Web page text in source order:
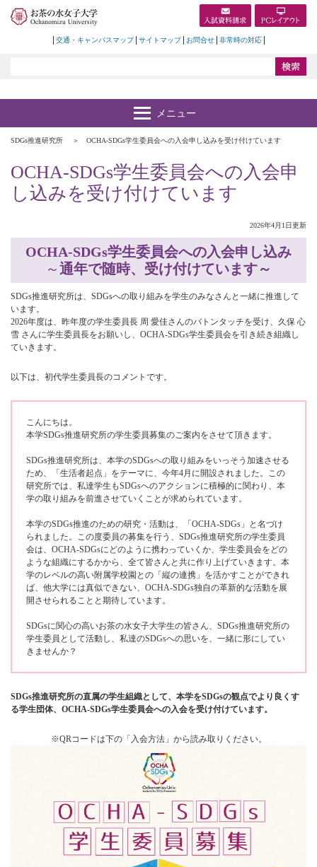
交通・キャンパスマップ サイトマップ お問合せ 非常時の対応
SDGs推進研究所 OCHA-SDGs学生委員会への入会申し込みを受け付けています
OCHA-SDGs学生委員会への入会申
し込みを受け付けています
2026年4月1日更新
OCHA-SDGs学生委員会への入会申し込み
～通年で随時、受け付けています～
SDGs推進研究所は、SDGsへの取り組みを学生のみなさんと一緒に推進して
います。
2026年度は、昨年度の学生委員長 周 愛佳さんのバトンタッチを受け、久保 心
雪 さんに学生委員長をお願いし、OCHA-SDGs学生委員会を引き続き組織し
ていきます。
以下は、初代学生委員長のコメントです。
こんにちは。
本学SDGs推進研究所の学生委員募集のご案内をさせて頂きます。
SDGs推進研究所は、本学のSDGsへの取り組みをいっそう加速させる
ため、「生活者起点」をテーマに、今年4月に開設されました。この
研究所では、私達学生もSDGsへのアクションに積極的に関わり、本
学の取り組みを前進させていくことが求められています。
本学のSDGs推進のための研究・活動は、「OCHA-SDGs」と名づけ
られました。この度委員の募集を行う、SDGs推進研究所の学生委員
会は、OCHA-SDGsにどのように携わっていくか、学生委員会をどの
ような組織にするかから、全て皆さんと共に作り上げていきます。本
学のレベルの高い附属学校園との「縦の連携」を活かすことができれ
ば、他大学には真似できない、OCHA-SDGs独自の革新的な活動を展
開させられることと期待しています。
SDGsに関心の高いお茶の水女子大学生の皆さん、SDGs推進研究所の
学生委員として活動し、私達のSDGsへの思いを、一緒に形にしてい
きませんか？
SDGs推進研究所の直属の学生組織として、本学をSDGsの観点でより良くす
る学生団体、OCHA-SDGs学生委員会への入会を受け付けています。
※QRコードは下の「入会方法」から読み取りください。